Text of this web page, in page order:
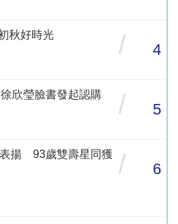
秋好時光
/ 4
欣瑩臉書發起認購
/ 5
揚 93歲雙壽星同獲 / 6